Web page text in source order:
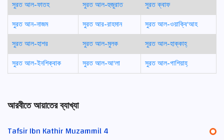
সুরত আল-ফাতহ সুরত আল-হুজুরাত
সুরত ক্বাফ
সুরত আন-নাজম
সুরত আর-রাহমান
সুরত আল-ওয়াক্বি‘আহ
সুরত আল-হাশর
সুরত আল-মুলক
সুরত আল-হাক্কাহ্
সুরত আল-ইনশিক্বাক
সুরত আল-আ‘লা সুরত আল-গাশিয়াহ্
আরবীতে আয়াতের ব্যাখ্যা
Tafsir Ibn Kathir Muzammil 4